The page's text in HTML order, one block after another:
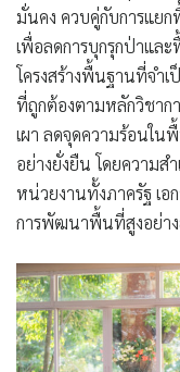
มั่นคง ควบคู่กับการแย
เพื่อลดการบุกรุกป่าแ
โครงสร้างพื้นฐานที่จำเ
ที่ถูกต้องตามหลักวิชาก
เผา ลดจุดความร้อนใ
อย่างยั่งยืน โดยความส
หน่วยงานทั้งภาครัฐ เ
การพัฒนาพื้นที่สูงอย่า